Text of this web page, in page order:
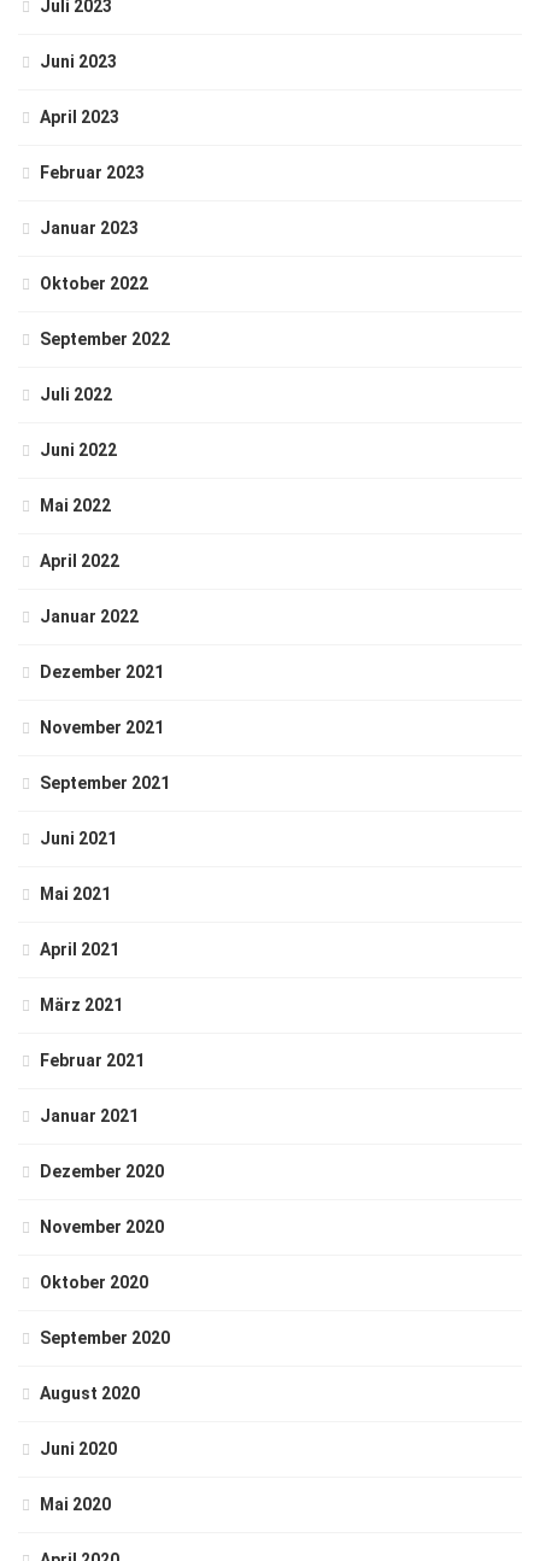
Juli 2023
Juni 2023
April 2023
Februar 2023
Januar 2023
Oktober 2022
September 2022
Juli 2022
Juni 2022
Mai 2022
April 2022
Januar 2022
Dezember 2021
November 2021
September 2021
Juni 2021
Mai 2021
April 2021
März 2021
Februar 2021
Januar 2021
Dezember 2020
November 2020
Oktober 2020
September 2020
August 2020
Juni 2020
Mai 2020